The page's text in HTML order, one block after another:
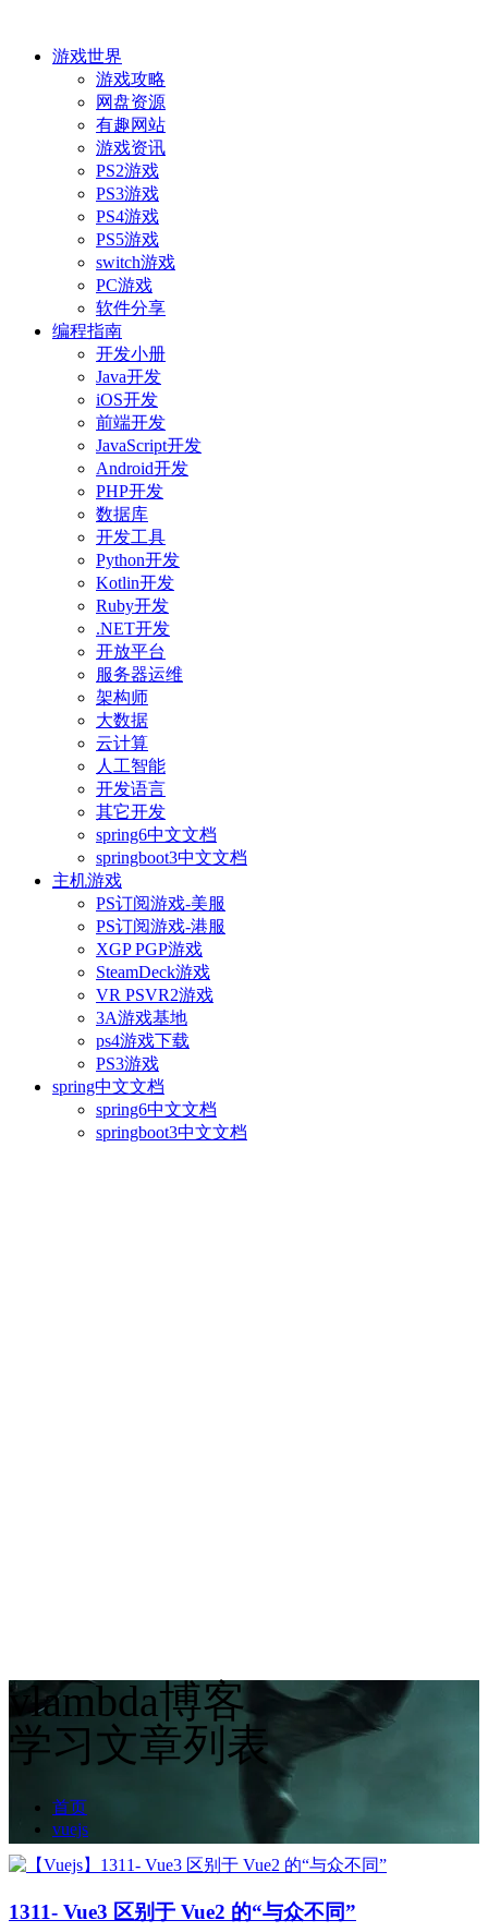
游戏世界
游戏攻略
网盘资源
有趣网站
游戏资讯
PS2游戏
PS3游戏
PS4游戏
PS5游戏
switch游戏
PC游戏
软件分享
编程指南
开发小册
Java开发
iOS开发
前端开发
JavaScript开发
Android开发
PHP开发
数据库
开发工具
Python开发
Kotlin开发
Ruby开发
.NET开发
开放平台
服务器运维
架构师
大数据
云计算
人工智能
开发语言
其它开发
spring6中文文档
springboot3中文文档
主机游戏
PS订阅游戏-美服
PS订阅游戏-港服
XGP PGP游戏
SteamDeck游戏
VR PSVR2游戏
3A游戏基地
ps4游戏下载
PS3游戏
spring中文文档
spring6中文文档
springboot3中文文档
vlambda博客
学习文章列表
首页
vuejs
1311- Vue3 区别于 Vue2 的“与众不同”